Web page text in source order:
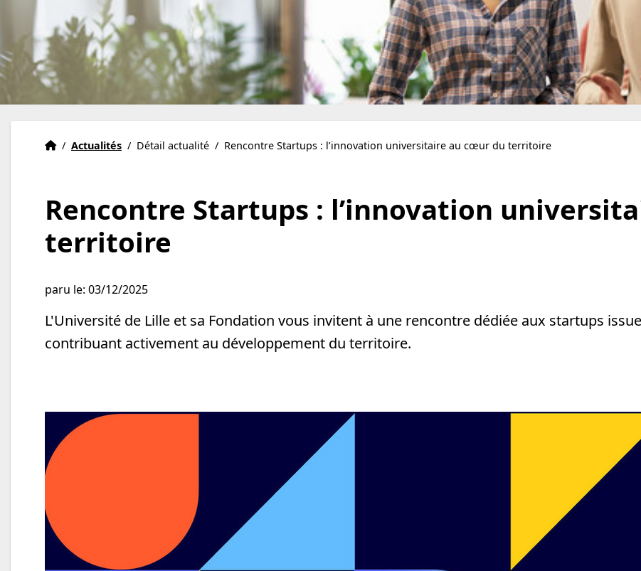
Accueil
Accueil
/ Actualités / Détail actualité / Rencontre Startups : l’innovation universitaire au cœur du territoire
Rencontre Startups : l’innovation
territoire
paru le: 03/12/2025
L'Université de Lille et sa Fondation vous invitent à une rencontre dédiée aux startups
contribuant activement au développement du territoire.